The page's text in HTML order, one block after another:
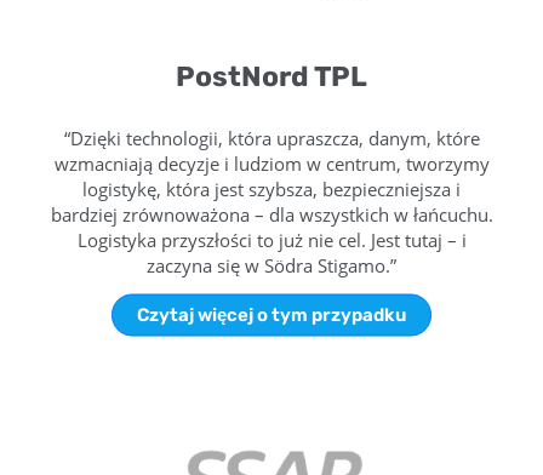
PostNord TPL
“Dzięki technologii, która upraszcza, danym, które
wzmacniają decyzje i ludziom w centrum, tworzymy
logistykę, która jest szybsza, bezpieczniejsza i
bardziej zrównoważona – dla wszystkich w łańcuchu.
Logistyka przyszłości to już nie cel. Jest tutaj – i
zaczyna się w Södra Stigamo.”
Czytaj więcej o tym przypadku